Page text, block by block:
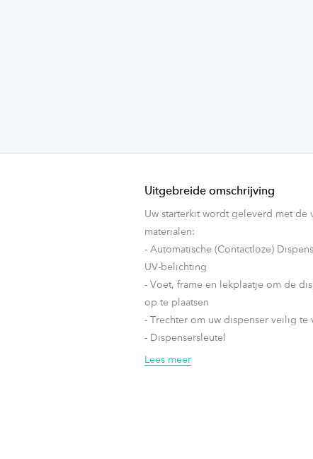
Uitgebreide omschrijving
Uw starterkit wordt geleverd met de
materialen:
- Automatische (Contactloze)
UV-belichting
- Voet, frame en lekplaatje om de
op te plaatsen
- Trechter om uw dispenser veilig te
- Dispensersleutel
- 1000ml desinfecterende alcohol
Lees meer